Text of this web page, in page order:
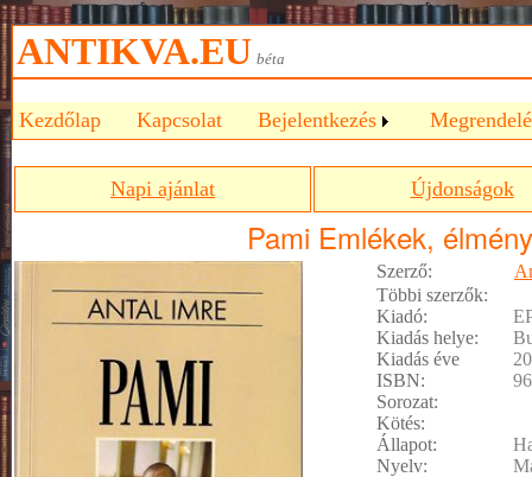
ANTIKVA.EU béta
Kezdőlap Kapcsolat Bejelentkezés
Napi ajánlat Újdonságok
Pami Emlékek,
Szerző:
Többi szerzők:
Kiadó:
Kiadás helye:
Kiadás éve
ISBN:
Sorozat:
Kötés:
Állapot:
Nyelv: